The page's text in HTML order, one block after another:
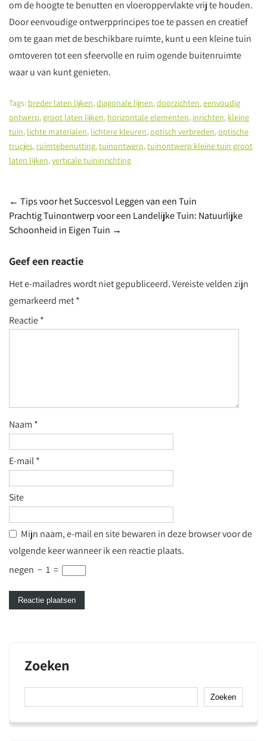
om de hoogte te benutten en vloeroppervlakte vrij te houden.
Door eenvoudige ontwerpprincipes toe te passen en creatief
om te gaan met de beschikbare ruimte, kunt u een kleine tuin
omtoveren tot een sfeervolle en ruim ogende buitenruimte
waar u van kunt genieten.
Tags: breder laten lijken,diagonale lijnen,doorzichten,eenvoudig
ontwerp, groot laten lijken, horizontale elementen, inrichten, kleine
tuin, lichte materialen, lichtere kleuren,optisch verbreden,optische
trucjes, ruimtebenutting,tuinontwerp,tuinontwerp kleine tuin groot
laten lijken,verticale tuininrichting
Post
navigation
← Tips voor het Succesvol Leggen van een Tuin
Prachtig Tuinontwerp voor een Landelijke Tuin: Natuurlijke
Schoonheid in Eigen Tuin →
Geef een reactie
Het e-mailadres wordt niet gepubliceerd.Vereiste velden zijn
gemarkeerd met*
Reactie*
Naam *
E-mail*
Site
Mijn naam, e-mail en site bewaren in deze browser voor de
volgende keer wanneer ik een reactie plaats.
negen − 1 =
Zoeken
Zoeken